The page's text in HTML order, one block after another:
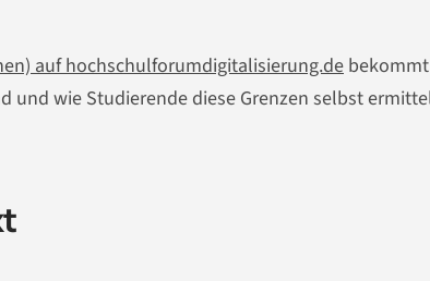
auf hochschulforumdigitalisierung.de
und wie Studierende diese Grenzen selbst